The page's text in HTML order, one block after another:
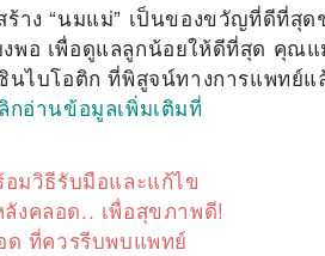
าง “นมแม่” เป็นของขวัญที่ดีที่สุ
พอ เพื่อดูแลลูกน้อยให้ดีที่สุด คุณ
นไบโอติก ที่พิสูจน์ทางการแพทย์
กอ่านข้อมูลเพิ่มเติมที่
มวิธีรับมือและแก้ไข
งคลอด.. เพื่อสุขภาพดี!
ด ที่ควรรีบพบแพทย์